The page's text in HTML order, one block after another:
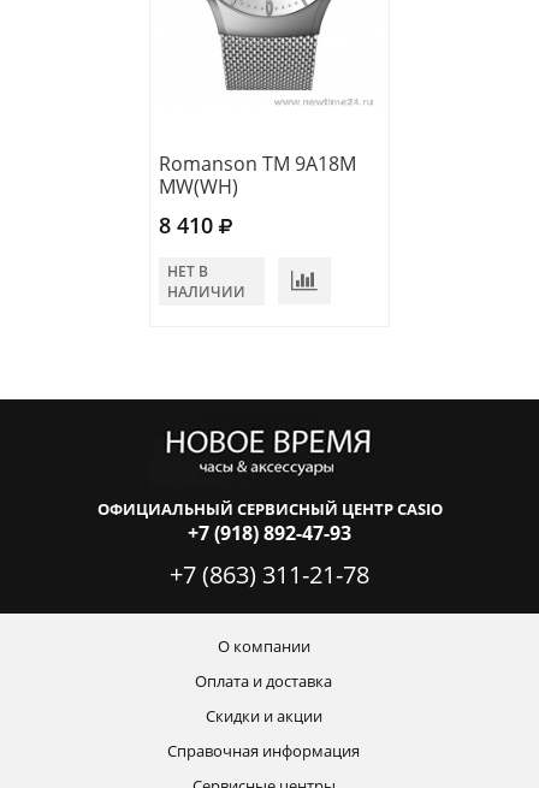
Romanson TM 9A18M
MW(WH)
8 410
НЕТ В
НАЛИЧИИ
ОФИЦИАЛЬНЫЙ СЕРВИСНЫЙ ЦЕНТР CASIO
+7 (918) 892-47-93
+7 (863) 311-21-78
О компании
Оплата и доставка
Скидки и акции
Справочная информация